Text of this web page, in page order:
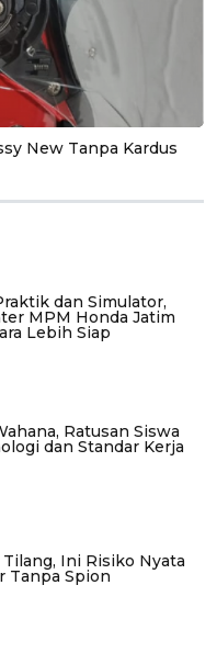
New Tanpa Kardus
dan Simulator,
MPM Honda Jatim
Lebih Siap
Ratusan Siswa
dan Standar Kerja
Tilang, Ini Risiko Nyata
Tanpa Spion